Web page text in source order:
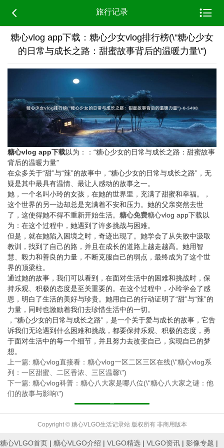
 旅行记录 
糖心vlog app下载：糖心少女vlog排行榜(\"糖心少女
的日常与成长之路：甜蜜故事背后的温暖力量\")
糖心vlog app下载以为：：“糖心少女的日常与成长之路：甜蜜故事
背后的温暖力量”
在众多关于“甜”与“辣”的故事中，“糖心少女的日常与成长之路”，无
疑是其中最具有温情、最让人感动的故事之一。
她，一个名叫小玲的女孩，在她的世界里，充满了甜蜜和幸福。，
这个世界的另一边却总是充满着不安和压力。她的父亲突然去世
了，这使得她不得不重新开始生活。 糖心免费糖心vlog app下载以
为：在这个过程中，她遇到了许多挑战与困难。
但是，就在她陷入困境之时，奇迹出现了。她学会了从失败中汲取
教训，找到了自己的路，并且在成长的道路上越走越高。她用智
慧、毅力和善良的力量，不断克服自己的弱点，最终成为了这个世
界的顶梁柱。
通过她的故事，我们可以看到，在面对生活中的困难和挑战时，保
持乐观、积极的态度是至关重要的。在这个过程中，小玲学会了感
恩，明白了生活的美好与珍贵。她用自己的行动证明了“甜”与“辣”的
力量，同时也激励着我们去珍惜生活中的一切。
，“糖心少女的日常与成长之路”，是一个关于爱与成长的故事，它告
诉我们无论遇到什么困难和挑战，都要保持乐观、积极的态度，勇
于面对生活中的每一个细节，并且努力去改变自己，实现自己的梦
想。
上一篇: 糖心vlog直接看：糖心vlog一区二区三区在线(\"糖心vlog系
列：一区甜蜜、二区香浓、三区温馨\")
下一篇: 糖心vlog科普：糖心八大家是哪八位(\"糖心八大家之谜：他
们的故事与影响\")
Copyright © 糖心VLGO生活记录站 版权所有 非商用版本
糖心VLGO首页 | 糖心VLGO介绍 | VLGO精选 | VLGO资讯 | 影像专题 |